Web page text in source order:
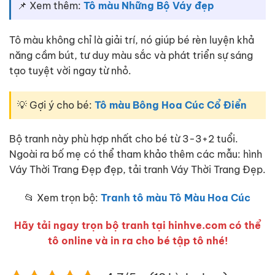
📌 Xem thêm: Tô màu Những Bộ Váy đẹp
Tô màu không chỉ là giải trí, nó giúp bé rèn luyện khả
năng cầm bút, tư duy màu sắc và phát triển sự sáng
tạo tuyệt vời ngay từ nhỏ.
💡 Gợi ý cho bé: Tô màu Bông Hoa Cúc Cổ Điển
Bộ tranh này phù hợp nhất cho bé từ 3-3+2 tuổi.
Ngoài ra bố mẹ có thể tham khảo thêm các mẫu: hình
Váy Thời Trang Đẹp đẹp, tải tranh Váy Thời Trang Đẹp.
📂 Xem trọn bộ: Tranh tô màu Tô Màu Hoa Cúc
Hãy tải ngay trọn bộ tranh tại hinhve.com có thể
tô online và in ra cho bé tập tô nhé!